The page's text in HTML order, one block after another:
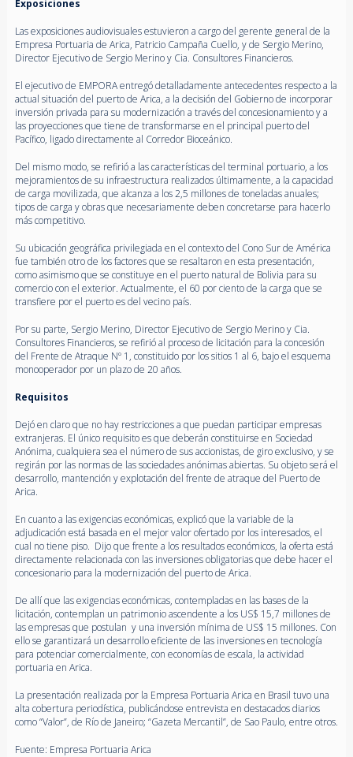
Exposiciones
Las exposiciones audiovisuales estuvieron a cargo del gerente general de la
Empresa Portuaria de Arica, Patricio Campaña Cuello, y de Sergio Merino,
Director Ejecutivo de Sergio Merino y Cia. Consultores Financieros.
El ejecutivo de EMPORA entregó detalladamente antecedentes respecto a la
actual situación del puerto de Arica, a la decisión del Gobierno de incorporar
inversión privada para su modernización a través del concesionamiento y a
las proyecciones que tiene de transformarse en el principal puerto del
Pacífico, ligado directamente al Corredor Bioceánico.
Del mismo modo, se refirió a las características del terminal portuario, a los
mejoramientos de su infraestructura realizados últimamente, a la capacidad
de carga movilizada, que alcanza a los 2,5 millones de toneladas anuales;
tipos de carga y obras que necesariamente deben concretarse para hacerlo
más competitivo.
Su ubicación geográfica privilegiada en el contexto del Cono Sur de América
fue también otro de los factores que se resaltaron en esta presentación,
como asimismo que se constituye en el puerto natural de Bolivia para su
comercio con el exterior. Actualmente, el 60 por ciento de la carga que se
transfiere por el puerto es del vecino país.
Por su parte, Sergio Merino, Director Ejecutivo de Sergio Merino y Cia.
Consultores Financieros, se refirió al proceso de licitación para la concesión
del Frente de Atraque Nº 1, constituido por los sitios 1 al 6, bajo el esquema
monooperador por un plazo de 20 años.
Requisitos
Dejó en claro que no hay restricciones a que puedan participar empresas
extranjeras. El único requisito es que deberán constituirse en Sociedad
Anónima, cualquiera sea el número de sus accionistas, de giro exclusivo, y se
regirán por las normas de las sociedades anónimas abiertas. Su objeto será el
desarrollo, mantención y explotación del frente de atraque del Puerto de
Arica.
En cuanto a las exigencias económicas, explicó que la variable de la
adjudicación está basada en el mejor valor ofertado por los interesados, el
cual no tiene piso. Dijo que frente a los resultados económicos, la oferta está
directamente relacionada con las inversiones obligatorias que debe hacer el
concesionario para la modernización del puerto de Arica.
De allí que las exigencias económicas, contempladas en las bases de la
licitación, contemplan un patrimonio ascendente a los US$ 15,7 millones de
las empresas que postulan y una inversión mínima de US$ 15 millones. Con
ello se garantizará un desarrollo eficiente de las inversiones en tecnología
para potenciar comercialmente, con economías de escala, la actividad
portuaria en Arica.
La presentación realizada por la Empresa Portuaria Arica en Brasil tuvo una
alta cobertura periodística, publicándose entrevista en destacados diarios
como “Valor”, de Río de Janeiro; “Gazeta Mercantil”, de Sao Paulo, entre otros.
Fuente: Empresa Portuaria Arica